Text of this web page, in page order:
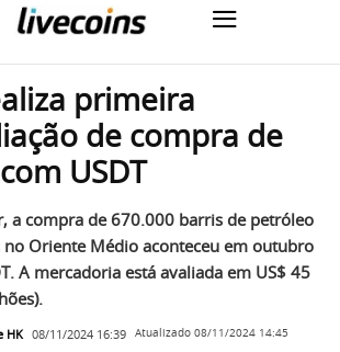
primeira
de compra de
USDT
a compra de 670.000 barris de petróleo
Oriente Médio aconteceu em outubro
A mercadoria está avaliada em US$ 45
HK 08/11/2024 16:39 Atualizado 08/11/2024 14:45